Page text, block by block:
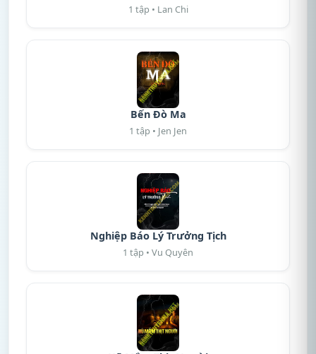
1 tập • Lan Chi
Bến Đò Ma
1 tập • Jen Jen
Nghiệp Báo Lý Trưởng Tịch
1 tập • Vu Quyên